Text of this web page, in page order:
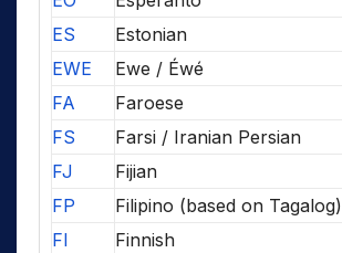
ES
Estonian
EWE
Ewe / Éwé
FA
Faroese
FS
Farsi / Iranian Persian
FJ
Fijian
FP
Filipino (based on Tagalog)
FI
Finnish